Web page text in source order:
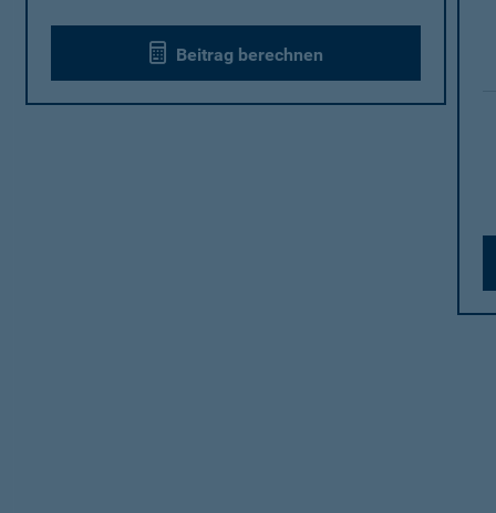
Beitrag berechnen